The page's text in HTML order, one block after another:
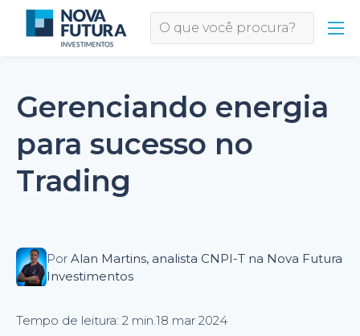
Gerenciando energia
para sucesso no
Trading
PorAlan Martins, analista CNPI-T na Nova Futura
Investimentos
Tempo de leitura: 2 min.18 mar 2024